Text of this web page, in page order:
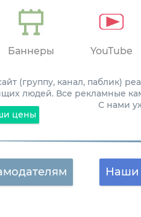
Баннеры YouTube
(группу, канал, паблик)
людей. Все рекламные
С нами
цены
Наши